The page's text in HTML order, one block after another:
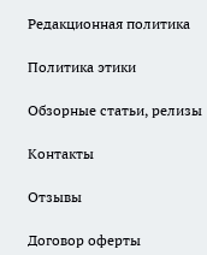
Редакционная политика
Политика этики
Обзорные статьи, релизы
Контакты
Отзывы
Договор оферты